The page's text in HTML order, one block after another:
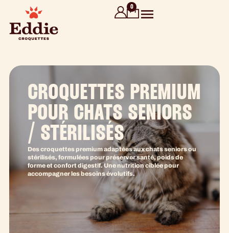
0
CROQUETTES PREMIUM
POUR CHATS SENIORS
/ STÉRILISÉS
Des croquettes premium adaptées aux chats seniors ou
stérilisés, formulées pour préserver santé, poids de
forme et confort digestif. Une nutrition ciblée pour
accompagner les besoins évolutifs.